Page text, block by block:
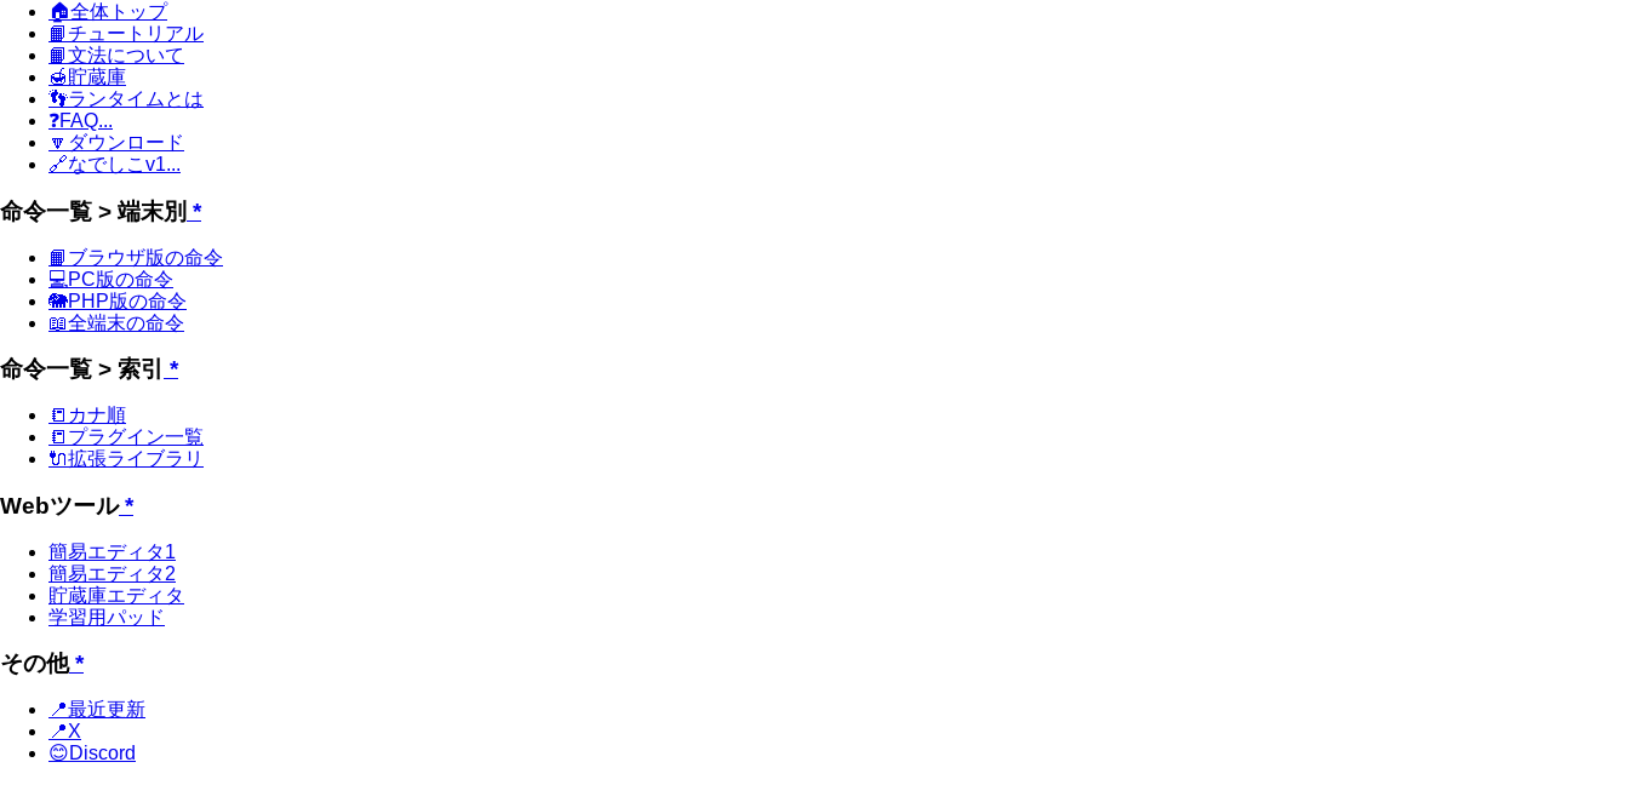
🏠全体トップ
📙チュートリアル
📙文法について
🍯貯蔵庫
👣ランタイムとは
❓FAQ...
🔽ダウンロード
🔗なでしこv1...
命令一覧 > 端末別 *
📙ブラウザ版の命令
💻PC版の命令
🐘PHP版の命令
📖全端末の命令
命令一覧 > 索引 *
📒カナ順
📒プラグイン一覧
🔌拡張ライブラリ
Webツール*
簡易エディタ1
簡易エディタ2
貯蔵庫エディタ
学習用パッド
その他*
📍最近更新
📍X
😊Discord